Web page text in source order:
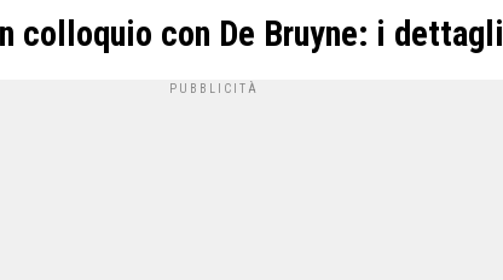
colloquio con De Bruyne: i dettagli